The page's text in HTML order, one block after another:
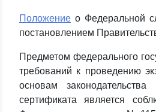
Положение о Федеральной
постановлением
Предметом федерального
требований к проведению
основам
сертификата является